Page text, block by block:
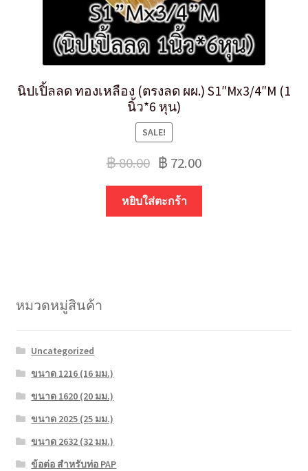
นิปเปิ้ลลด ทองเหลือง (ตรงลด ผผ.) S1″Mx3/4″M (1
นิ้ว*6 หุน)
SALE!
฿80.00 ฿ 72.00
หยิบใส่ตะกร้า
หมวดหมู่สินค้า
Uncategorized
ขนาด 1216 (16 มม.)
ขนาด 1620 (20 มม.)
ขนาด 2025 (25 มม.)
ขนาด 2632 (32 มม.)
ข้อต่อ สำหรับท่อ PAP